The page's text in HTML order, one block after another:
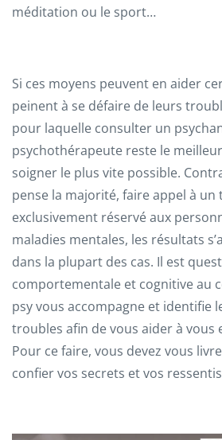
méditation ou le sport…
Si ces moyens peuvent en aider
peinent à se défaire de leurs
pour laquelle consulter un
psychothérapeute reste le
soigner le plus vite possible.
pense la majorité, faire appel à un
exclusivement réservé aux
maladies mentales, les résultats
dans la plupart des cas. Il est
comportementale et cognitive au
psy vous accompagne et identifie
troubles afin de vous aider à vous
Pour ce faire, vous devez vous
confier vos secrets et vos